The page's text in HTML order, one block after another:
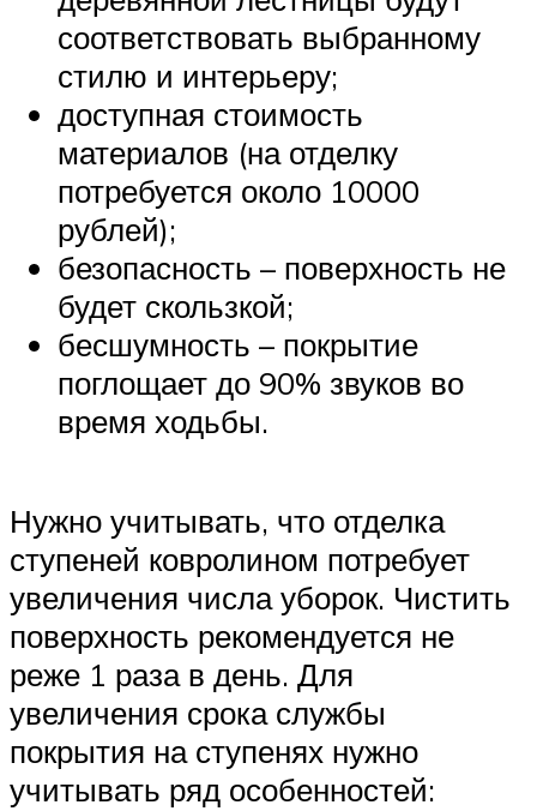
соответствовать выбранному
стилю и интерьеру;
доступная стоимость
материалов (на отделку
потребуется около 10000
рублей);
безопасность – поверхность не
будет скользкой;
бесшумность – покрытие
поглощает до 90% звуков во
время ходьбы.
Нужно учитывать, что отделка
ступеней ковролином потребует
увеличения числа уборок. Чистить
поверхность рекомендуется не
реже 1 раза в день. Для
увеличения срока службы
покрытия на ступенях нужно
учитывать ряд особенностей: